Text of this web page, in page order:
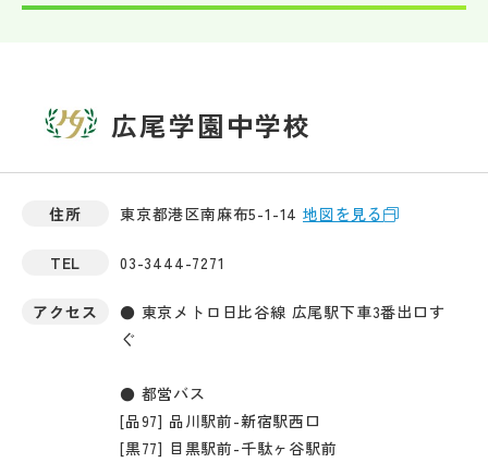
広尾学園中学校
住所 東京都港区南麻布5-1-14 地図を見る
TEL 03-3444-7271
アクセス
● 東京メトロ日比谷線 広尾駅下車3番出口す
ぐ
● 都営バス
[品97] 品川駅前-新宿駅西口
[黒77] 目黒駅前-千駄ヶ谷駅前